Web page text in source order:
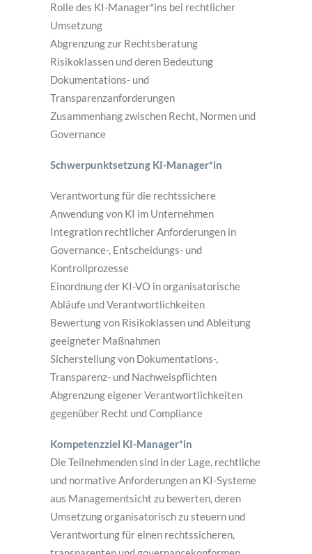
Rolle des KI-Manager*ins bei rechtlicher
Umsetzung
Abgrenzung zur Rechtsberatung
Risikoklassen und deren Bedeutung
Dokumentations- und
Transparenzanforderungen
Zusammenhang zwischen Recht, Normen und
Governance
Schwerpunktsetzung KI-Manager*in
Verantwortung für die rechtssichere
Anwendung von KI im Unternehmen
Integration rechtlicher Anforderungen in
Governance-, Entscheidungs- und
Kontrollprozesse
Einordnung der KI-VO in organisatorische
Abläufe und Verantwortlichkeiten
Bewertung von Risikoklassen und Ableitung
geeigneter Maßnahmen
Sicherstellung von Dokumentations-,
Transparenz- und Nachweispflichten
Abgrenzung eigener Verantwortlichkeiten
gegenüber Recht und Compliance
Kompetenzziel KI-Manager*in
Die Teilnehmenden sind in der Lage, rechtliche
und normative Anforderungen an KI-Systeme
aus Managementsicht zu bewerten, deren
Umsetzung organisatorisch zu steuern und
Verantwortung für einen rechtssicheren,